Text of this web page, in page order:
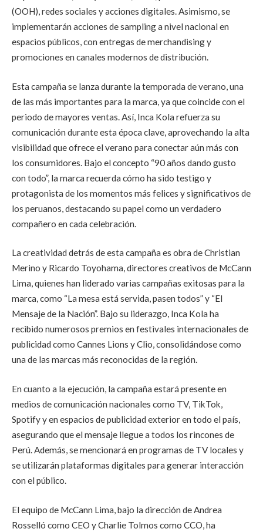
(OOH), redes sociales y acciones digitales. Asimismo, se
implementarán acciones de sampling a nivel nacional en
espacios públicos, con entregas de merchandising y
promociones en canales modernos de distribución.
Esta campaña se lanza durante la temporada de verano, una
de las más importantes para la marca, ya que coincide con el
periodo de mayores ventas. Así, Inca Kola refuerza su
comunicación durante esta época clave, aprovechando la alta
visibilidad que ofrece el verano para conectar aún más con
los consumidores. Bajo el concepto “90 años dando gusto
con todo”, la marca recuerda cómo ha sido testigo y
protagonista de los momentos más felices y significativos de
los peruanos, destacando su papel como un verdadero
compañero en cada celebración.
La creatividad detrás de esta campaña es obra de Christian
Merino y Ricardo Toyohama, directores creativos de McCann
Lima, quienes han liderado varias campañas exitosas para la
marca, como “La mesa está servida, pasen todos” y “El
Mensaje de la Nación”. Bajo su liderazgo, Inca Kola ha
recibido numerosos premios en festivales internacionales de
publicidad como Cannes Lions y Clio, consolidándose como
una de las marcas más reconocidas de la región.
En cuanto a la ejecución, la campaña estará presente en
medios de comunicación nacionales como TV, TikTok,
Spotify y en espacios de publicidad exterior en todo el país,
asegurando que el mensaje llegue a todos los rincones de
Perú. Además, se mencionará en programas de TV locales y
se utilizarán plataformas digitales para generar interacción
con el público.
El equipo de McCann Lima, bajo la dirección de Andrea
Rosselló como CEO y Charlie Tolmos como CCO, ha